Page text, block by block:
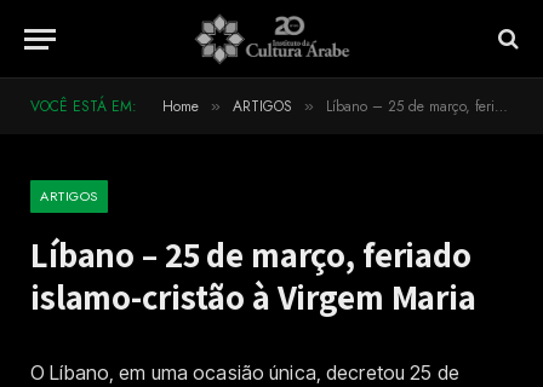
VOCÊ ESTÁ EM: Home » ARTIGOS » Líbano – 25 de março, feriado islamo-cristão à Virgem Maria
ARTIGOS
Líbano – 25 de março, feriado
islamo-cristão à Virgem Maria
O Líbano, em uma ocasião única, decretou 25 de